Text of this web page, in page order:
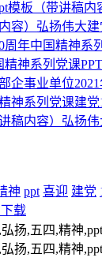
模板（带讲稿
容）弘扬伟大
周年中国精神
精神系列党课
企事业单位
神系列党课建
稿内容）弘扬
神 ppt 喜迎 建党
载